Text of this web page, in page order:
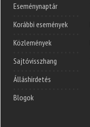
Eseménynaptár
Korábbi események
Közlemények
Sajtóvisszhang
Álláshirdetés
Blogok